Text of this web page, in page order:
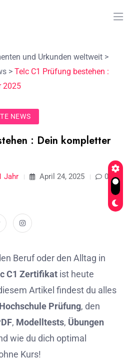
und Urkunden weltweit >
> Telc C1 Prüfung bestehen :
2025
NEWS
: Dein kompletter
Jahr April 24, 2025
0
Beruf oder den Alltag in
C1 Zertifikat ist heute
Artikel findest du alles
Prüfung, den
, Modelltests, Übungen
wie du dich optimal
Kurs!